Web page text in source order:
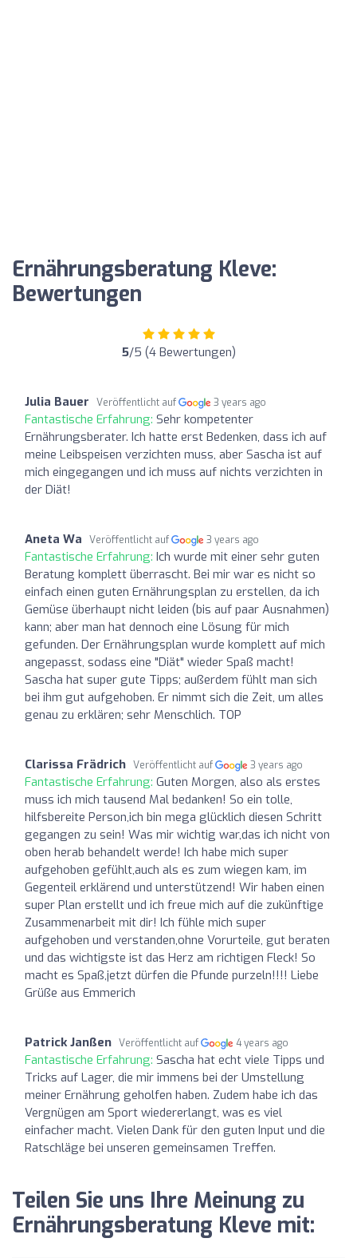
Ernährungsberatung Kleve:
Bewertungen
5/5 (4 Bewertungen)
Julia Bauer Veröffentlicht auf 3 years ago
Fantastische Erfahrung: Sehr kompetenter
Ernährungsberater. Ich hatte erst Bedenken, dass ich auf
meine Leibspeisen verzichten muss, aber Sascha ist auf
mich eingegangen und ich muss auf nichts verzichten in
der Diät!
Aneta Wa Veröffentlicht auf 3 years ago
Fantastische Erfahrung: Ich wurde mit einer sehr guten
Beratung komplett überrascht. Bei mir war es nicht so
einfach einen guten Ernährungsplan zu erstellen, da ich
Gemüse überhaupt nicht leiden (bis auf paar Ausnahmen)
kann; aber man hat dennoch eine Lösung für mich
gefunden. Der Ernährungsplan wurde komplett auf mich
angepasst, sodass eine "Diät" wieder Spaß macht!
Sascha hat super gute Tipps; außerdem fühlt man sich
bei ihm gut aufgehoben. Er nimmt sich die Zeit, um alles
genau zu erklären; sehr Menschlich. TOP
Clarissa Frädrich Veröffentlicht auf 3 years ago
Fantastische Erfahrung: Guten Morgen, also als erstes
muss ich mich tausend Mal bedanken! So ein tolle,
hilfsbereite Person,ich bin mega glücklich diesen Schritt
gegangen zu sein! Was mir wichtig war,das ich nicht von
oben herab behandelt werde! Ich habe mich super
aufgehoben gefühlt,auch als es zum wiegen kam, im
Gegenteil erklärend und unterstützend! Wir haben einen
super Plan erstellt und ich freue mich auf die zukünftige
Zusammenarbeit mit dir! Ich fühle mich super
aufgehoben und verstanden,ohne Vorurteile, gut beraten
und das wichtigste ist das Herz am richtigen Fleck! So
macht es Spaß,jetzt dürfen die Pfunde purzeln!!!! Liebe
Grüße aus Emmerich
Patrick Janßen Veröffentlicht auf 4 years ago
Fantastische Erfahrung: Sascha hat echt viele Tipps und
Tricks auf Lager, die mir immens bei der Umstellung
meiner Ernährung geholfen haben. Zudem habe ich das
Vergnügen am Sport wiedererlangt, was es viel
einfacher macht. Vielen Dank für den guten Input und die
Ratschläge bei unseren gemeinsamen Treffen.
Teilen Sie uns Ihre Meinung zu
Ernährungsberatung Kleve mit: